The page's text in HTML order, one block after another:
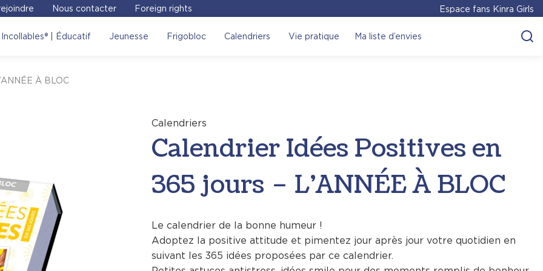
Nous contacter Foreign rights Espace fans Kinra Girls
Incollables® | Éducatif Jeunesse Frigobloc Calendriers Vie pratique Ma liste d’envies
À BLOC
Calendriers
Calendrier Idées Positives en
365 jours – L’ANNÉE À BLOC
Le calendrier de la bonne humeur !
Adoptez la positive attitude et pimentez jour après jour votre quotidien en
suivant les 365 idées proposées par ce calendrier.
le site Place des
Voir sur le site